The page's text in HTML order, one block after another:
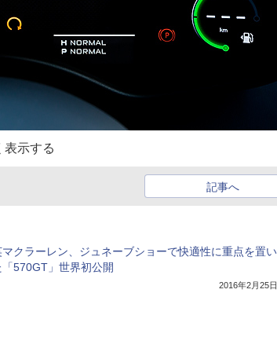
表示する
記事へ
マクラーレン、ジュネーブショーで快適性に重点を置い
「570GT」世界初公開
2016年2月25日